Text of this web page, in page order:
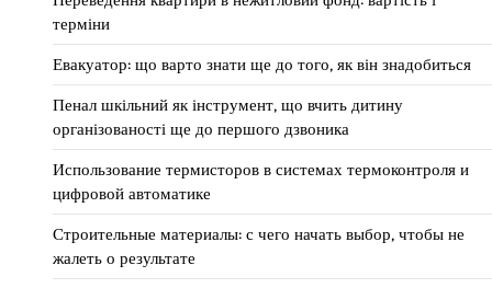
терміни
Евакуатор: що варто знати ще до того, як він знадобиться
Пенал шкільний як інструмент, що вчить дитину
організованості ще до першого дзвоника
Использование термисторов в системах термоконтроля и
цифровой автоматике
Строительные материалы: с чего начать выбор, чтобы не
жалеть о результате